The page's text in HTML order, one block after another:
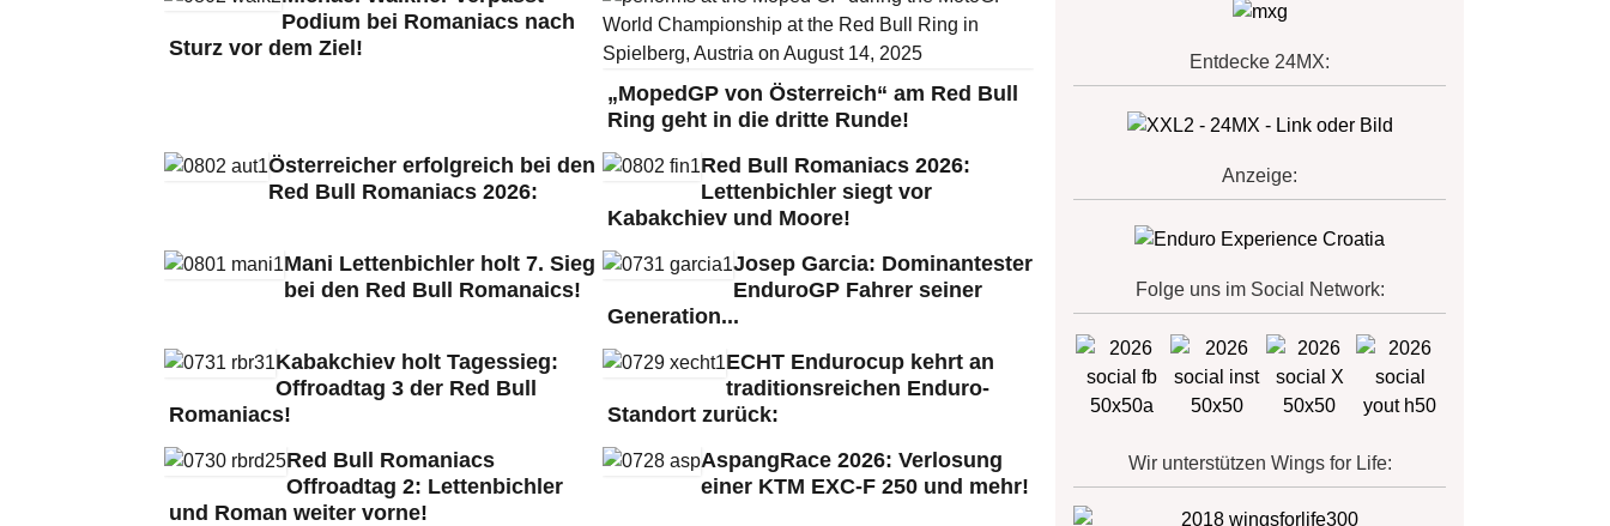
Podium bei Romaniacs nach
Sturz vor dem Ziel!
„MopedGP von Österreich“ am Red Bull
Ring geht in die dritte Runde!
Österreicher erfolgreich bei den
Red Bull Romaniacs 2026:
Red Bull Romaniacs 2026:
Lettenbichler siegt vor
Kabakchiev und Moore!
Mani Lettenbichler holt 7. Sieg
bei den Red Bull Romanaics!
Josep Garcia: Dominantester
EnduroGP Fahrer seiner
Generation...
Kabakchiev holt Tagessieg:
Offroadtag 3 der Red Bull
Romaniacs!
ECHT Endurocup kehrt an
traditionsreichen Enduro-
Standort zurück:
Red Bull Romaniacs
Offroadtag 2: Lettenbichler
und Roman weiter vorne!
AspangRace 2026: Verlosung
einer KTM EXC-F 250 und mehr!
Entdecke 24MX:
Anzeige:
Folge uns im Social Network:
Wir unterstützen Wings for Life: